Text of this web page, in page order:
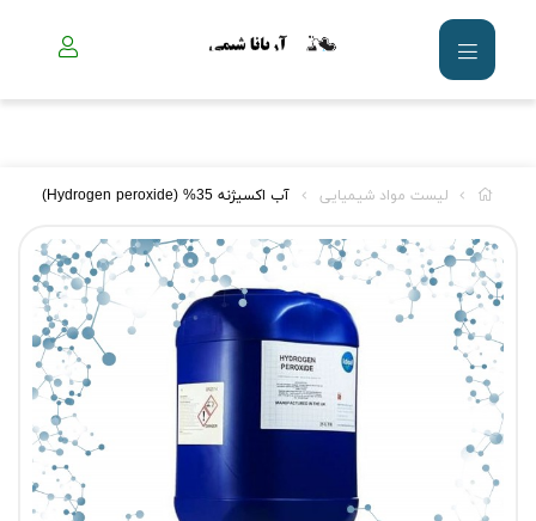
لیست مواد شیمیایی آب اکسیژنه 35% (Hydrogen peroxide)